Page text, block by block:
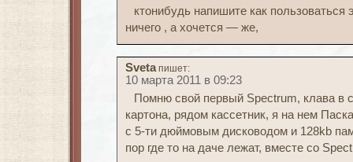
ктонибудь напишите как пользоваться
ничего , а хочется — же,
Sveta пишет:
10 марта 2011 в 09:23
Помню свой первый Spectrum, клава в
картона, рядом кассетник, я на нем
с 5-ти дюймовым дисководом и 128kb
пор где то на даче лежат, вместе со